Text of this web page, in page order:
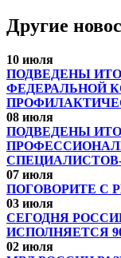
Другие
10 июля
ПОДВЕДЕНЫ
ФЕДЕРАЛЬНОЙ
08 июля
ПОДВЕДЕНЫ
07 июля
ПОГОВОРИТЕ С
03 июля
СЕГОДНЯ
ИСПОЛНЯЕТСЯ
02 июля